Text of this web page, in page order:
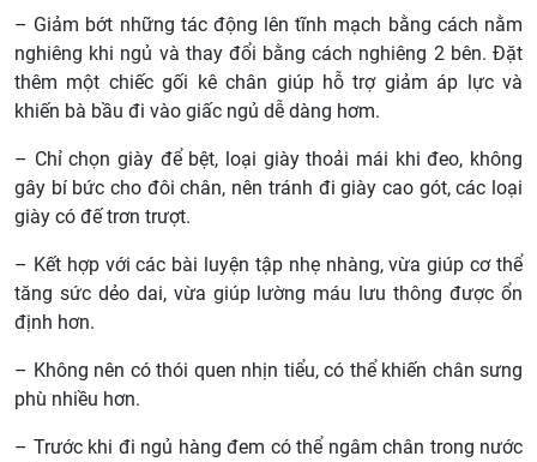
– Giảm bớt những tác động lên tĩnh mạch bằng cách nằm
nghiêng khi ngủ và thay đổi bằng cách nghiêng 2 bên. Đặt
thêm một chiếc gối kê chân giúp hỗ trợ giảm áp lực và
khiến bà bầu đi vào giấc ngủ dễ dàng hơm.
– Chỉ chọn giày để bệt, loại giày thoải mái khi đeo, không
gây bí bức cho đôi chân, nên tránh đi giày cao gót, các loại
giày có đế trơn trượt.
– Kết hợp với các bài luyện tập nhẹ nhàng, vừa giúp cơ thể
tăng sức dẻo dai, vừa giúp lường máu lưu thông được ổn
định hơn.
– Không nên có thói quen nhịn tiểu, có thể khiến chân sưng
phù nhiều hơn.
– Trước khi đi ngủ hàng đem có thể ngâm chân trong nước